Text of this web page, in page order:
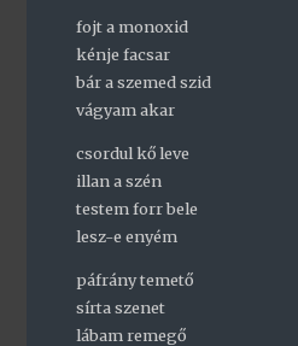
fojt a monoxid
kénje facsar
bár a szemed szid
vágyam akar
csordul kő leve
illan a szén
testem forr bele
lesz-e enyém
páfrány temető
sírta szenet
lábam remegő